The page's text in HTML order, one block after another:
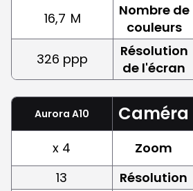
16,7 M
Nombre de
couleurs
326 ppp
Résolution
de l'écran
Aurora A10 Caméra
x 4 Zoom
13
Résolution